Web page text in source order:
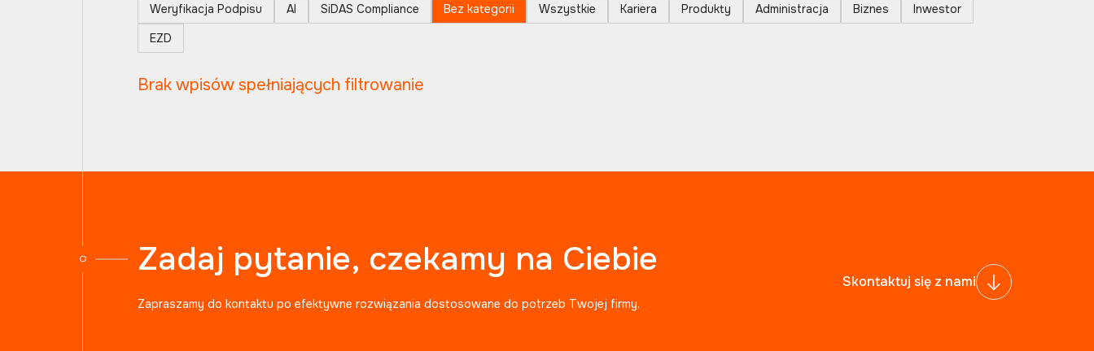
Weryfikacja Podpisu AI SiDAS Compliance Bez kategorii Wszystkie Kariera Produkty Administracja Biznes
Inwestor
EZD
Brak wpisów spełniających filtrowanie
Zadaj pytanie, czekamy na Ciebie
Zapraszamy do kontaktu po efektywne rozwiązania dostosowane do potrzeb Twojej firmy.
Skontaktuj się z nami